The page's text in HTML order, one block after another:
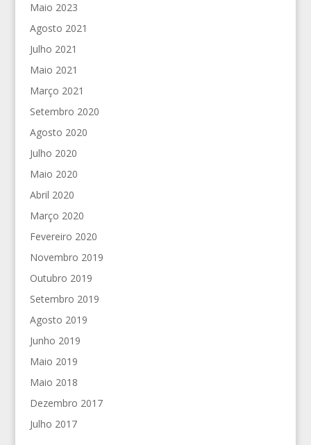
Maio 2023
Agosto 2021
Julho 2021
Maio 2021
Março 2021
Setembro 2020
Agosto 2020
Julho 2020
Maio 2020
Abril 2020
Março 2020
Fevereiro 2020
Novembro 2019
Outubro 2019
Setembro 2019
Agosto 2019
Junho 2019
Maio 2019
Maio 2018
Dezembro 2017
Julho 2017